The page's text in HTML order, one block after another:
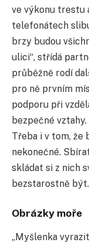
ve výkonu trestu
telefonátech
brzy budou
ulici“, střídá
průběžně rodí
pro ně prvním
podporu při
bezpečné
Třeba i v tom,
nekonečné.
skládat si z nich
bezstarostně být.
Obrázky moře
„Myšlenka